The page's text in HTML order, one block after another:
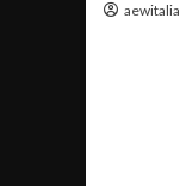
aewitalia